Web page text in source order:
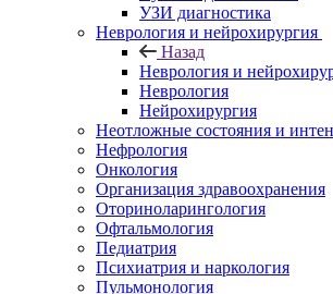
УЗИ диагностика
Неврология и нейрохирургия
Назад
Неврология и
Неврология
Нейрохирургия
Неотложные состояния и
Нефрология
Онкология
Организация здравоохранения
Оториноларингология
Офтальмология
Педиатрия
Психиатрия и наркология
Пульмонология